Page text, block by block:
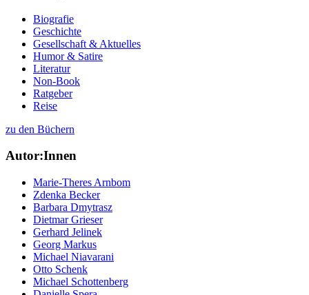
Biografie
Geschichte
Gesellschaft & Aktuelles
Humor & Satire
Literatur
Non-Book
Ratgeber
Reise
zu den Büchern
Autor:Innen
Marie-Theres Arnbom
Zdenka Becker
Barbara Dmytrasz
Dietmar Grieser
Gerhard Jelinek
Georg Markus
Michael Niavarani
Otto Schenk
Michael Schottenberg